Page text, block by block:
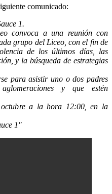
comunicado:
1.
convoca a una reunión con
grupo del Liceo, con el fin de
de los últimos días, las
y la búsqueda de estrategias
para asistir uno o dos padres
y que estén
octubre a la hora 12:00, en la
1″